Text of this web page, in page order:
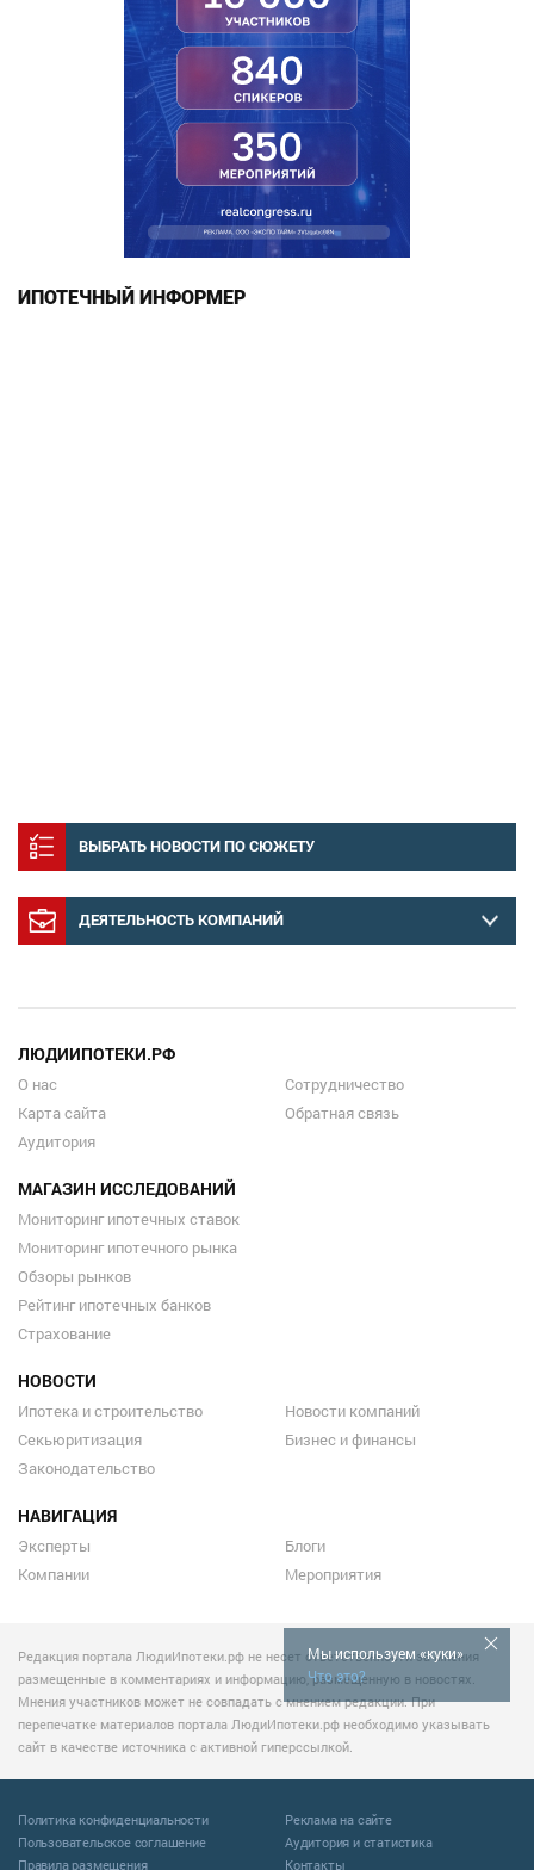
ИПОТЕЧНЫЙ ИНФОРМЕР
ВЫБРАТЬ НОВОСТИ ПО СЮЖЕТУ
ДЕЯТЕЛЬНОСТЬ КОМПАНИЙ
Мы используем «куки»
Что это?
ЛЮДИИПОТЕКИ.РФ
О нас
Карта сайта
Аудитория
Сотрудничество
Обратная связь
МАГАЗИН ИССЛЕДОВАНИЙ
Мониторинг ипотечных ставок
Мониторинг ипотечного рынка
Обзоры рынков
Рейтинг ипотечных банков
Страхование
НОВОСТИ
Ипотека и строительство
Секьюритизация
Законодательство
Новости компаний
Бизнес и финансы
НАВИГАЦИЯ
Эксперты
Компании
Блоги
Мероприятия
Редакция портала ЛюдиИпотеки.рф не несет ответственности за мнения
размещенные в комментариях и информацию, размещенную в новостях.
Мнения участников может не совпадать с мнением редакции. При
перепечатке материалов портала ЛюдиИпотеки.рф необходимо указывать
сайт в качестве источника с активной гиперссылкой.
Политика конфиденциальности
Пользовательское соглашение
Правила размещения
Реклама на сайте
Аудитория и статистика
Контакты